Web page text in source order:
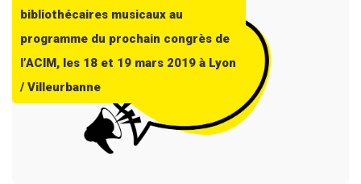
bibliothécaires musicaux au
programme du prochain congrès de
l’ACIM, les 18 et 19 mars 2019 à Lyon
/ Villeurbanne